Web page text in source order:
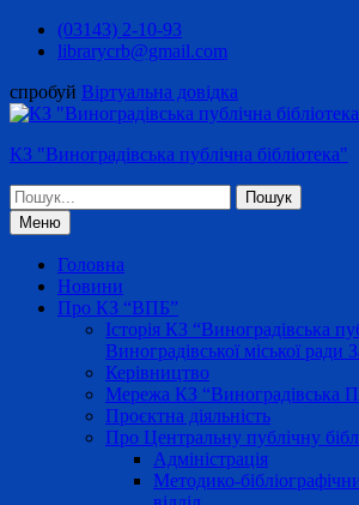
Перейти(03143) 2-10-93
librarycrb@gmail.com
спробуй Віртуальна довідка
КЗ "Виноградівська публічна бібліотека"
Шукати:
Меню
Головна
Новини
Про КЗ “ВПБ”
Історія КЗ “Виноградівська
Виноградівської міської ради
Керівництво
Мережа КЗ “Виноградівська
Проєктна діяльність
Про Центральну публічну
Адміністрація
Методико-